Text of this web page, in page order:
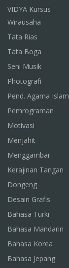
VIDYA Kursus
Wirausaha
Tata Rias
Tata Boga
Seni Musik
Photografi
Pend. Agama Islam
Pemrograman
Motivasi
Menjahit
Menggambar
Kerajinan Tangan
Dongeng
Desain Grafis
Bahasa Turki
Bahasa Mandarin
Bahasa Korea
Bahasa Jepang